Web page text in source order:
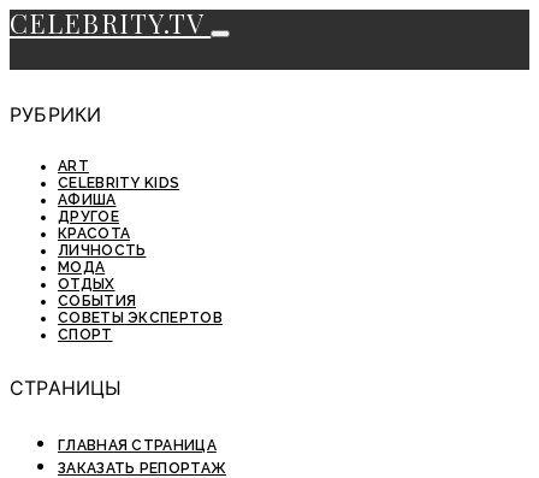
CELEBRITY.TV
РУБРИКИ
ART
CELEBRITY KIDS
АФИША
ДРУГОЕ
КРАСОТА
ЛИЧНОСТЬ
МОДА
ОТДЫХ
СОБЫТИЯ
СОВЕТЫ ЭКСПЕРТОВ
СПОРТ
СТРАНИЦЫ
ГЛАВНАЯ СТРАНИЦА
ЗАКАЗАТЬ РЕПОРТАЖ